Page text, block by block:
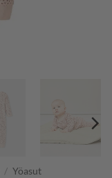
/ Yöasut